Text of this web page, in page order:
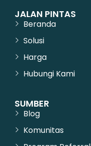
JALAN PINTAS
Beranda
Solusi
Harga
Hubungi Kami
SUMBER
Blog
Komunitas